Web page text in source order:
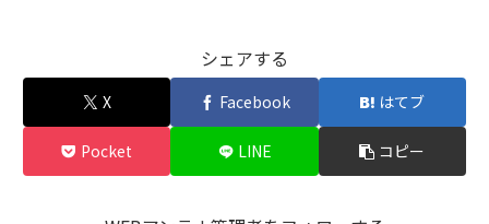
シェアする
X Facebook はてブ
Pocket LINE コピー